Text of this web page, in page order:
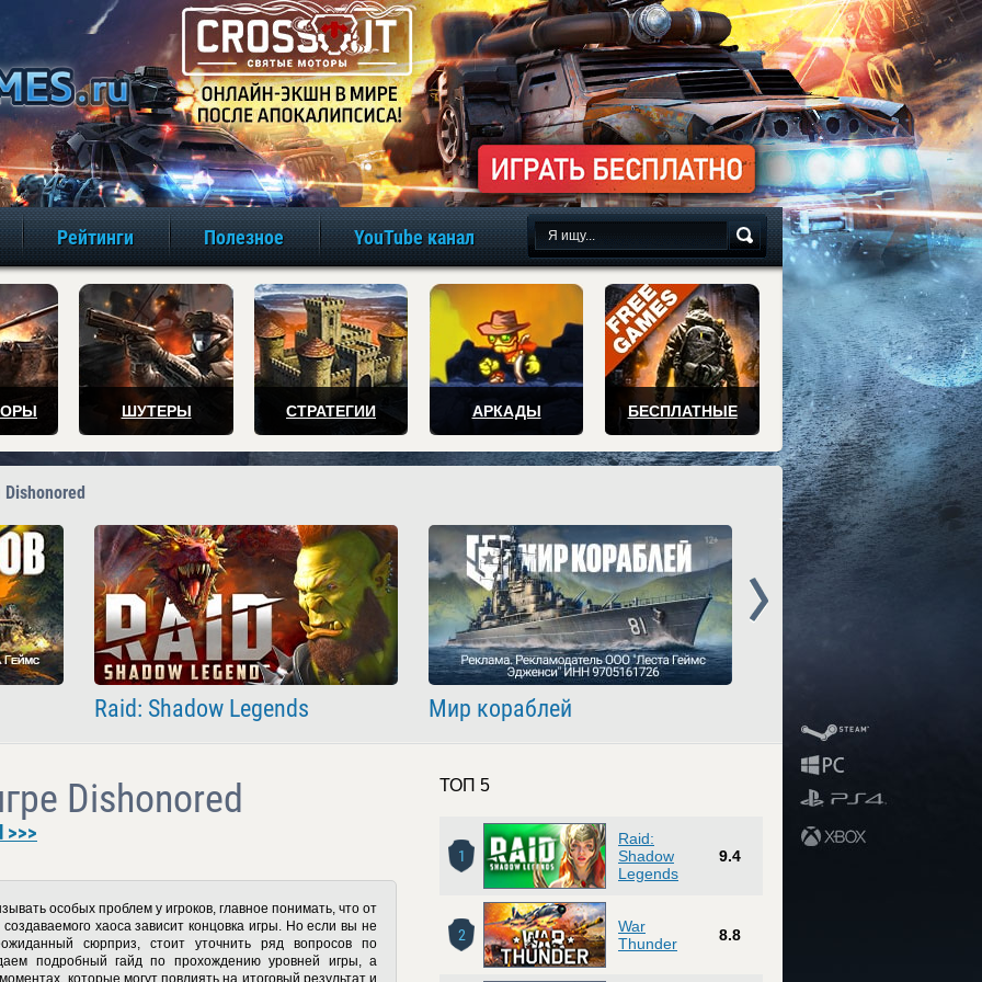
игры онлайн бесплатно
Рейтинги Полезное YouTube канал
ШУТЕРЫ СТРАТЕГИИ АРКАДЫ БЕСПЛАТНЫЕ
Raid: Shadow Legends Мир кораблей
Dishonored
>>>
особых проблем у игроков, главное понимать, что от
хаоса зависит концовка игры. Но если вы не
сюрприз, стоит уточнить ряд вопросов по
подробный гайд по прохождению уровней игры, а
которые могут повлиять на итоговый результат и
ТОП 5
1
Raid:
Shadow
Legends
9.4
2
War
Thunder
8.8